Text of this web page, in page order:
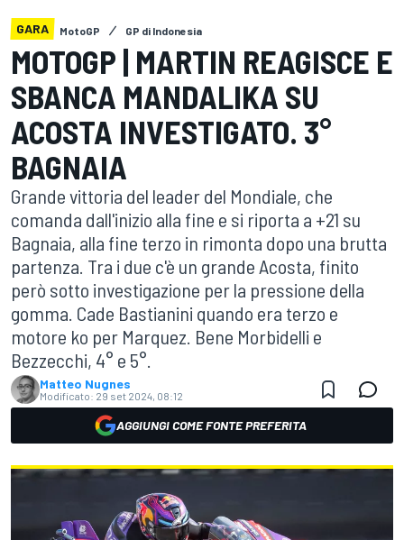
GARA MotoGP GP di Indonesia
MOTOGP | MARTIN REAGISCE E
SBANCA MANDALIKA SU
ACOSTA INVESTIGATO. 3°
BAGNAIA
Grande vittoria del leader del Mondiale, che
comanda dall'inizio alla fine e si riporta a +21 su
Bagnaia, alla fine terzo in rimonta dopo una brutta
partenza. Tra i due c'è un grande Acosta, finito
però sotto investigazione per la pressione della
gomma. Cade Bastianini quando era terzo e
motore ko per Marquez. Bene Morbidelli e
Bezzecchi, 4° e 5°.
Matteo Nugnes
Modificato: 29 set 2024, 08:12
AGGIUNGI COME FONTE PREFERITA